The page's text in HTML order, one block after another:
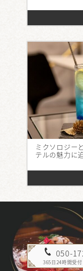
ミクソロジー
テルの魅力に
050-
365日24時間受付